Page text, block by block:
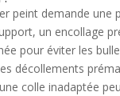
peint demande une
un encollage
pour éviter les
décollements
colle inadaptée